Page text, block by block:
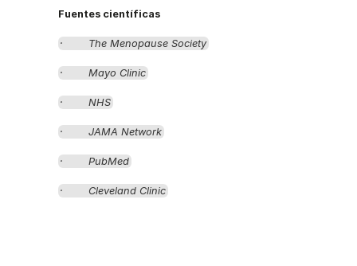
Fuentes científicas
·        The Menopause Society
·        Mayo Clinic
·        NHS
·        JAMA Network
·        PubMed
·        Cleveland Clinic